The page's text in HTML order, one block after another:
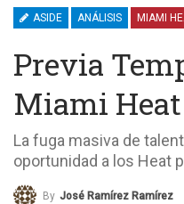
ASIDE ANÁLISIS MIAMI
Previa
Miami Heat
La fuga masiva de
oportunidad a los Heat
By José Ramírez Ramírez